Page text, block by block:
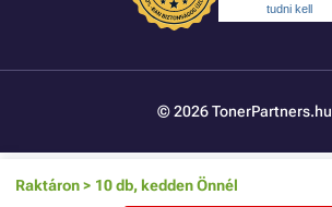
Raktáron > 10 db, kedden Önnél
tudni kell
© 2026 TonerPartners.hu